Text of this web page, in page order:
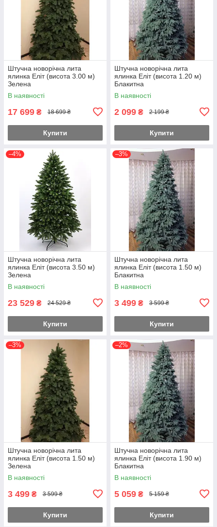
Штучна новорічна лита
ялинка Еліт (висота 3.00 м)
Зелена
В наявності
17 699 ₴ 18 699 ₴
Купити
Штучна новорічна лита
ялинка Еліт (висота 1.20 м)
Блакитна
В наявності
2 099 ₴ 2 199 ₴
Купити
–4%
Штучна новорічна лита
ялинка Еліт (висота 3.50 м)
Зелена
В наявності
23 529 ₴ 24 529 ₴
Купити
–3%
Штучна новорічна лита
ялинка Еліт (висота 1.50 м)
Блакитна
В наявності
3 499 ₴ 3 599 ₴
Купити
–3%
Штучна новорічна лита
ялинка Еліт (висота 1.50 м)
Зелена
В наявності
3 499 ₴ 3 599 ₴
Купити
–2%
Штучна новорічна лита
ялинка Еліт (висота 1.90 м)
Блакитна
В наявності
5 059 ₴ 5 159 ₴
Купити